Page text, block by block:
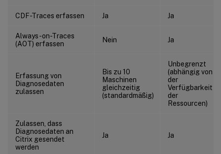
CDF-Traces erfassen Ja Ja
Always-on-Traces
(AOT) erfassen
Nein Ja
Erfassung von
Diagnosedaten
zulassen
Bis zu 10
Maschinen
gleichzeitig
(standardmäßig)
Unbegrenzt
(abhängig von
der
Verfügbarkeit
der
Ressourcen)
Zulassen, dass
Diagnosedaten an
Citrix gesendet
werden
Ja Ja